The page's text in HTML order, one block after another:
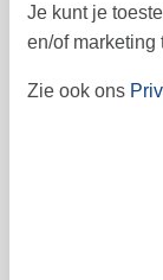
31
ma
Je kunt je
en/of marketing
Zie ook ons